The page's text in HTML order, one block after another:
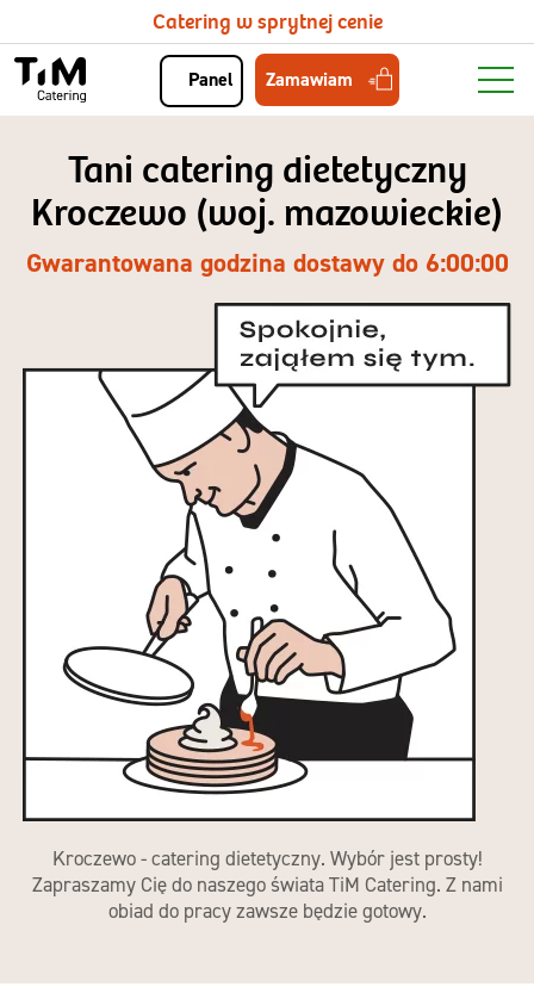
Catering w sprytnej cenie
Panel Zamawiam
Tani catering dietetyczny
Kroczewo (woj. mazowieckie)
Gwarantowana godzina dostawy do 6:00:00
Kroczewo - catering dietetyczny. Wybór jest prosty!
Zapraszamy Cię do naszego świata TiM Catering. Z nami
obiad do pracy zawsze będzie gotowy.